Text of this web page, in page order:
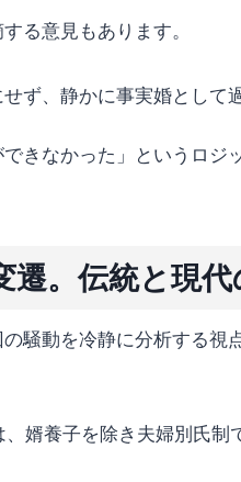
る意見もあります。
ず、静かに事実婚として
きなかった」というロジ
遷。伝統と現
騒動を冷静に分析する視
婿養子を除き夫婦別氏制